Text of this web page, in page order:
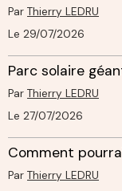
Par Thierry LEDRU
Le 29/07/2026
Parc solaire
Par Thierry LEDRU
Le 27/07/2026
Comment
Par Thierry LEDRU